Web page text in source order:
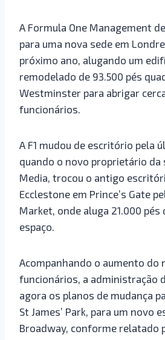
A Formula One Management
para uma nova sede em
próximo ano, alugando um
remodelado de 93.500 pés
Westminster para abrigar
funcionários.
A F1 mudou de escritório pela
quando o novo proprietário da
Media, trocou o antigo
Ecclestone em Prince’s Gate
Market, onde aluga 21.000 pés
espaço.
Acompanhando o aumento do
funcionários, a administração
agora os planos de mudança
St James’ Park, para um novo
Broadway, conforme relatado